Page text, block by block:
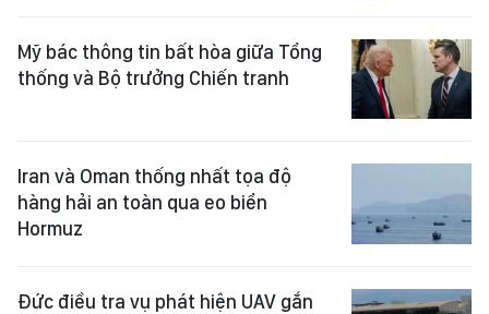
Mỹ bác thông tin bất hòa giữa Tổng
thống và Bộ trưởng Chiến tranh
Iran và Oman thống nhất tọa độ
hàng hải an toàn qua eo biển
Hormuz
Đức điều tra vụ phát hiện UAV gắn